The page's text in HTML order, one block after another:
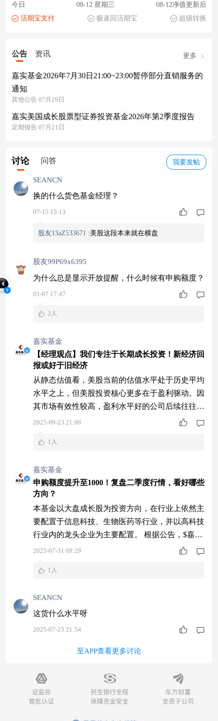
今日 08-12 星期三
08-12净值更新后
活期宝支付
极速回活期宝 超级转换
公告 资讯 更多
嘉实基金2026年7月30日21:00~23:00暂停部分直销服务的
通知
其他公告 07月29日
嘉实美国成长股票型证券投资基金2026年第2季度报告
定期报告 07月21日
我要发帖
讨论 问答
SEANCN
换的什么货色基金经理？
07-15 15:13
股友13aZ533671 :美股这段本来就在横盘
股友99P69x6395
为什么总是显示开放提醒，什么时候有申购额度？
01-07 17:47
2人
嘉实基金
【经理观点】我们专注于长期成长投资！新经济回
报或好于旧经济
从静态估值看，美股当前的估值水平处于历史平均
水平之上，但美股投资核心更多在于盈利驱动。因
其市场有效性较高，盈利水平好的公司后续往往能
带来超额收益。 美国去年降息一次，属预防性降
控制通胀和实现充分就业两大任务。此前降息后暂
程。 今年市场预期从两次降息变为三次，且是逐
步降息，非戏剧性大降息。2026年降息步伐可能更
快
2025-09-23 21:06
1人
嘉实基金
申购额度提升至1000！复盘二季度行情，看好哪些
方向？
本基金以大盘成长股为投资方向，在行业上依然主
要配置于信息科技、生物医药等行业，并以高科技
行业内的龙头企业为主要配置。 根据公告，$嘉实
美国成长股票人民币$ 每日申购额度由100元提升
力： 2025年第2季度，在进入4月份后先经历了较
业的负面影响及对全球资本市场预期与信心的打
击，包括美国自身在内的全球
2025-07-31 09:29
1人
SEANCN
这货什么水平呀
2025-07-23 21:54
至APP查看更多讨论